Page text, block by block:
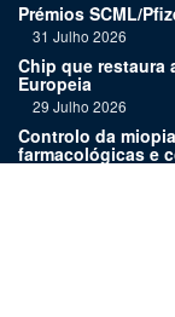
Prémios SCML/
31 Julho 2026
Chip que restaura
Europeia
29 Julho 2026
Controlo da
farmacológicas e